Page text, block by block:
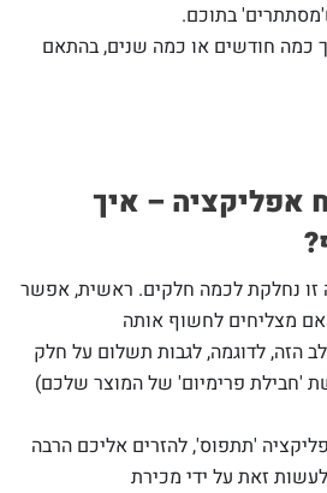
בתוכם.
כמה חודשים או כמה שנים, בהתאם
אפליקציה – איך
נחלקת לכמה חלקים. ראשית, אפשר
מצליחים לחשוף אותה
הזה, לדוגמה, לגבות תשלום על חלק
'חבילת פרימיום' של המוצר שלכם)
'תתפוס', להזרים אליכם הרבה
זאת על ידי מכירת